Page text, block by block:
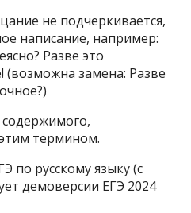
не подчеркивается,
написание, например:
Разве это
(возможна замена: Разве
термином.
по русскому языку (с
демоверсии ЕГЭ 2024